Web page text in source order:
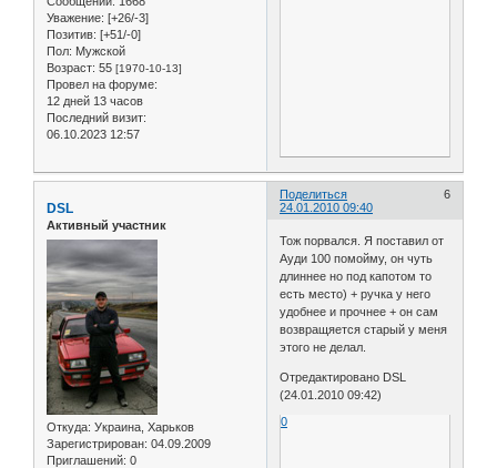
Уважение: [+26/-3]
Позитив: [+51/-0]
Пол: Мужской
Возраст: 55 [1970-10-13]
Провел на форуме:
12 дней 13 часов
Последний визит:
06.10.2023 12:57
Поделиться
6
24.01.2010 09:40
DSL
Активный участник
Откуда: Украина, Харьков
Зарегистрирован: 04.09.2009
Приглашений: 0
Тож порвался. Я поставил от
Ауди 100 помойму, он чуть
длиннее но под капотом то
есть место) + ручка у него
удобнее и прочнее + он сам
возвращяется старый у меня
этого не делал.
Отредактировано DSL
(24.01.2010 09:42)
0